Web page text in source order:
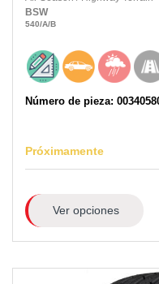
BSW
540/A/B
Número de pieza:
Próximamente
Ver opciones